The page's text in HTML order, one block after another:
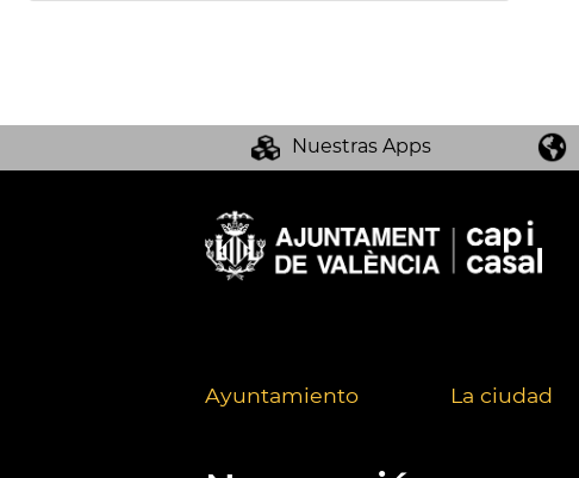
Nuestras Apps
Ayuntamiento La ciudad